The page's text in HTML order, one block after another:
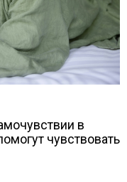
в
чувствовать